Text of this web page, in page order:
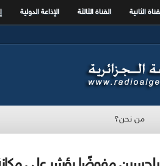
الثانية القناة الثالثة الإذاعة الدولية
من نحن؟